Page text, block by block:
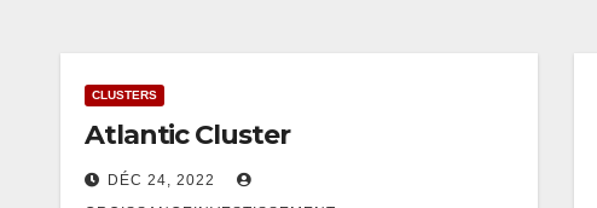
CLUSTERS
Atlantic Cluster
DÉC 24, 2022